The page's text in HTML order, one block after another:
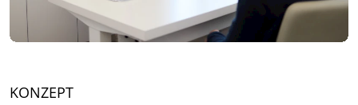
KONZEPT